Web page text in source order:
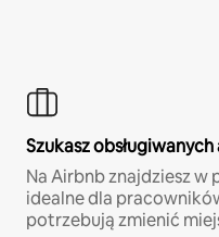
Szukasz
Na Airbnb znajdziesz w
idealne dla
potrzebują zmienić